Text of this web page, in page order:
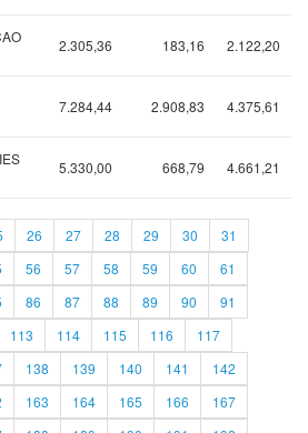
2.305,36 183,16 2.122,20
7.284,44 2.908,83 4.375,61
5.330,00 668,79 4.661,21
26 27 28 29 30
31
56 57 58 59 60
61
86 87 88 89 90
91
113 114 115 116
117
138 139 140 141
142
163 164 165 166
167